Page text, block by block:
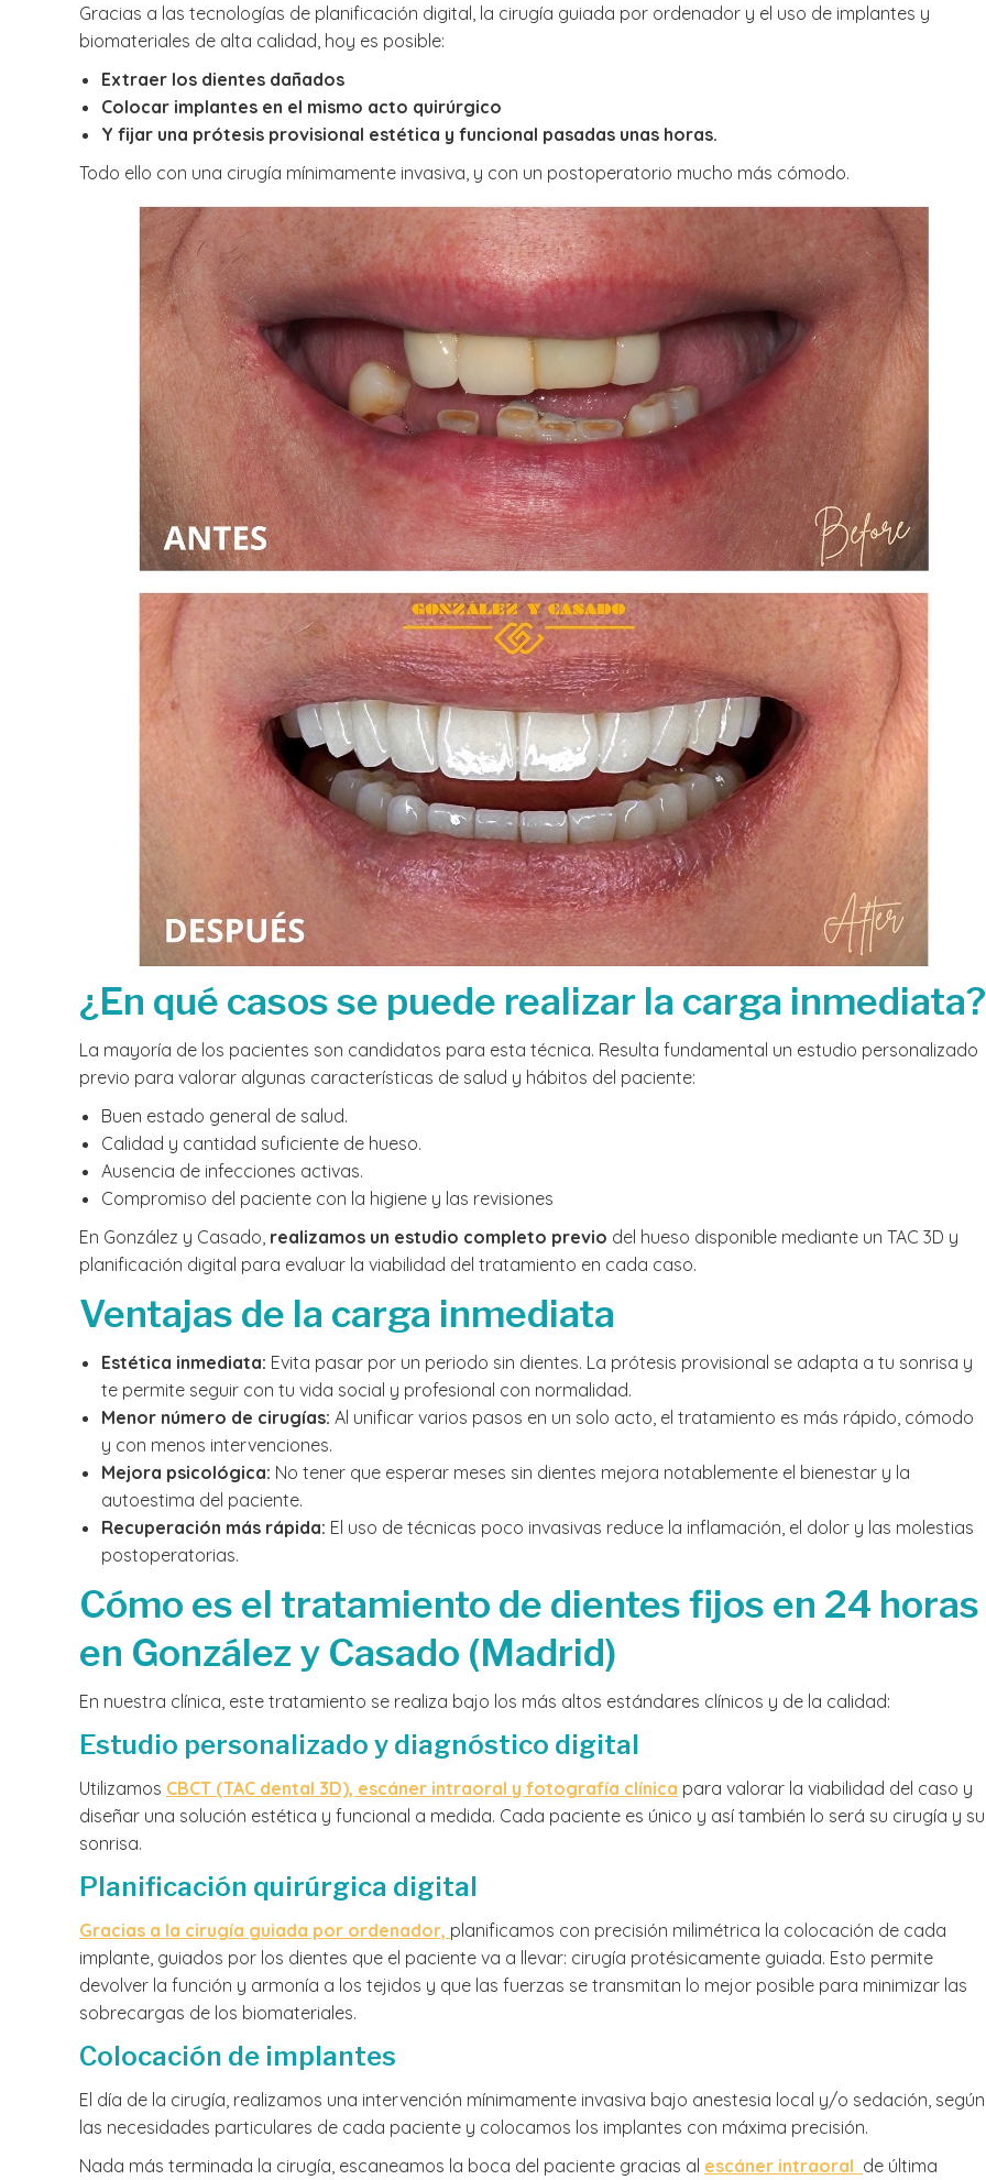
Gracias a las tecnologías de planificación digital, la cirugía guiada por ordenador y el uso de implantes y
biomateriales de alta calidad, hoy es posible:
Extraer los dientes dañados
Colocar implantes en el mismo acto quirúrgico
Y fijar una prótesis provisional estética y funcional pasadas unas horas.
Todo ello con una cirugía mínimamente invasiva, y con un postoperatorio mucho más cómodo.
¿En qué casos se puede realizar la carga inmediata?
La mayoría de los pacientes son candidatos para esta técnica. Resulta fundamental un estudio personalizado
previo para valorar algunas características de salud y hábitos del paciente:
Buen estado general de salud.
Calidad y cantidad suficiente de hueso.
Ausencia de infecciones activas.
Compromiso del paciente con la higiene y las revisiones
En González y Casado, realizamos un estudio completo previo del hueso disponible mediante un TAC 3D y
planificación digital para evaluar la viabilidad del tratamiento en cada caso.
Ventajas de la carga inmediata
Estética inmediata: Evita pasar por un periodo sin dientes. La prótesis provisional se adapta a tu sonrisa y
te permite seguir con tu vida social y profesional con normalidad.
Menor número de cirugías: Al unificar varios pasos en un solo acto, el tratamiento es más rápido, cómodo
y con menos intervenciones.
Mejora psicológica: No tener que esperar meses sin dientes mejora notablemente el bienestar y la
autoestima del paciente.
Recuperación más rápida: El uso de técnicas poco invasivas reduce la inflamación, el dolor y las molestias
postoperatorias.
Cómo es el tratamiento de dientes fijos en 24 horas
en González y Casado (Madrid)
En nuestra clínica, este tratamiento se realiza bajo los más altos estándares clínicos y de la calidad:
Estudio personalizado y diagnóstico digital
Utilizamos CBCT (TAC dental 3D), escáner intraoral y fotografía clínica para valorar la viabilidad del caso y
diseñar una solución estética y funcional a medida. Cada paciente es único y así también lo será su cirugía y su
sonrisa.
Planificación quirúrgica digital
Gracias a la cirugía guiada por ordenador, planificamos con precisión milimétrica la colocación de cada
implante, guiados por los dientes que el paciente va a llevar: cirugía protésicamente guiada. Esto permite
devolver la función y armonía a los tejidos y que las fuerzas se transmitan lo mejor posible para minimizar las
sobrecargas de los biomateriales.
Colocación de implantes
El día de la cirugía, realizamos una intervención mínimamente invasiva bajo anestesia local y/o sedación, según
las necesidades particulares de cada paciente y colocamos los implantes con máxima precisión.
Nada más terminada la cirugía, escaneamos la boca del paciente gracias al escáner intraoral de última